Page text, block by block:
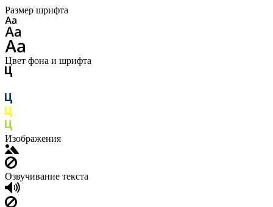
Размер шрифта
Цвет фона и шрифта
Изображения
Озвучивание текста